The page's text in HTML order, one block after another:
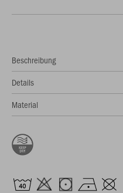
Beschreibung
Details
Material